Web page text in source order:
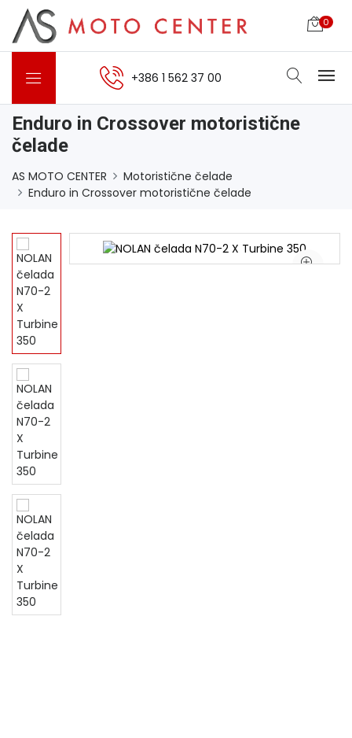
0
+386 1 562 37 00
Enduro in Crossover motoristične
čelade
AS MOTO CENTER
Motoristične čelade
Enduro in Crossover motoristične čelade